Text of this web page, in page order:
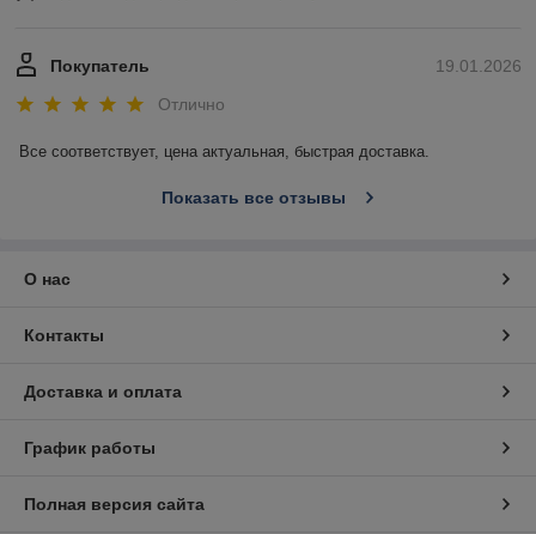
19.01.2026
Покупатель
Отлично
Все соответствует, цена актуальная, быстрая доставка.
Показать все отзывы
О нас
Контакты
Доставка и оплата
График работы
Полная версия сайта